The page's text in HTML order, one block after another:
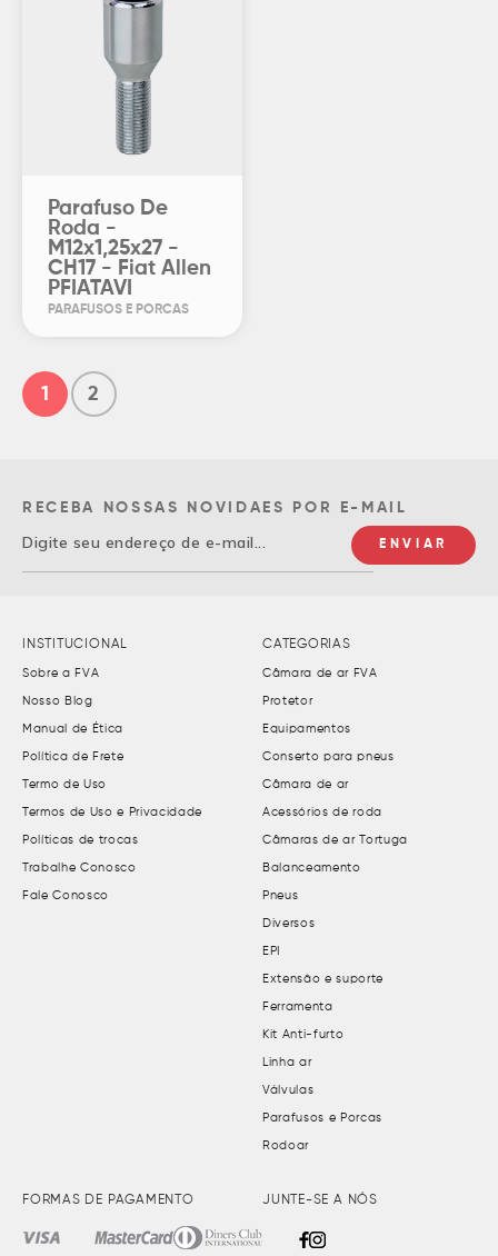
Parafuso De
Roda -
M12x1,25x27 -
CH17 - Fiat Allen
PFIATAVI
PARAFUSOS E PORCAS
1 2
RECEBA NOSSAS NOVIDAES POR E-MAIL
INSTITUCIONAL
Sobre a FVA
Nosso Blog
Manual de Ética
Política de Frete
Termo de Uso
Termos de Uso e Privacidade
Políticas de trocas
Trabalhe Conosco
Fale Conosco
CATEGORIAS
Câmara de ar FVA
Protetor
Equipamentos
Conserto para pneus
Câmara de ar
Acessórios de roda
Câmaras de ar Tortuga
Balanceamento
Pneus
Diversos
EPI
Extensão e suporte
Ferramenta
Kit Anti-furto
Linha ar
Válvulas
Parafusos e Porcas
Rodoar
FORMAS DE PAGAMENTO JUNTE-SE A NÓS